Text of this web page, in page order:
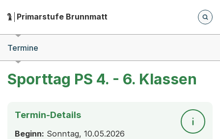
Hauptnavigation
Herausgeber:
Primarstufe Brunnmatt
Breadcrumb-Navigation
Termine
Sporttag PS 4. - 6. Klassen
Termin-Details
Beginn: Sonntag, 10.05.2026